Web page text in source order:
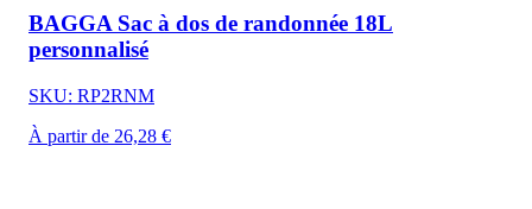
BAGGA Sac à dos de randonnée 18L
personnalisé
SKU: RP2RNM
À partir de 26,28 €